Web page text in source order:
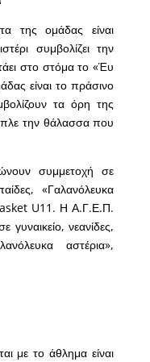
της ομάδας είναι
συμβολίζει την
στο στόμα το «Έυ
είναι το πράσινο
τα όρη της
την θάλασσα που
συμμετοχή σε
«Γαλανόλευκα
U11. Η Α.Γ.Ε.Π.
νεανίδες,
αστέρια»,
με το άθλημα είναι